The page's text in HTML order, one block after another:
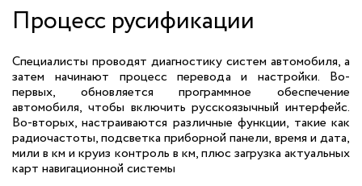
Процесс русификации
Специалисты проводят диагностику систем автомобиля, а
затем начинают процесс перевода и настройки. Во-
первых, обновляется программное обеспечение
автомобиля, чтобы включить русскоязычный интерфейс.
Во-вторых, настраиваются различные функции, такие как
радиочастоты, подсветка приборной панели, время и дата,
мили в км и круиз контроль в км, плюс загрузка актуальных
карт навигационной системы